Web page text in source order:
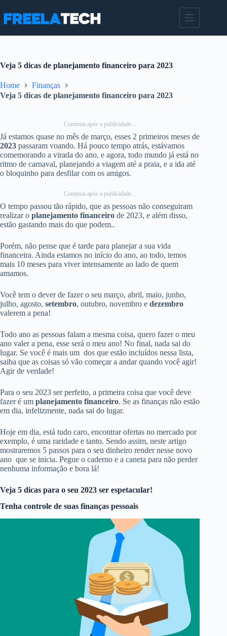
para
Veja 5 dicas de planejamento financeiro para 2023
Home
Finanças
Veja 5 dicas de planejamento financeiro para 2023
Continua após a publicidade...
Já estamos quase no mês de março, esses 2 primeiros meses de
2023 passaram voando. Há pouco tempo atrás, estávamos
comemorando a virada do ano, e agora, todo mundo já está no
ritmo de carnaval, planejando a viagem até a praia, e a ida até
o bloquinho para desfilar com os amigos.
Continua após a publicidade...
O tempo passou tão rápido, que as pessoas não conseguiram
realizar o planejamento financeiro de 2023, e além disso,
estão gastando mais do que podem..
Porém, não pense que é tarde para planejar a sua vida
financeira. Ainda estamos no início do ano, ao todo, temos
mais 10 meses para viver intensamente ao lado de quem
amamos.
Você tem o dever de fazer o seu março, abril, maio, junho,
julho, agosto, setembro, outubro, novembro e dezembro
valerem a pena!
Todo ano as pessoas falam a mesma coisa, quero fazer o meu
ano valer a pena, esse será o meu ano! No final, nada sai do
lugar. Se você é mais um dos que estão incluídos nessa lista,
saiba que as coisas só vão começar a andar quando você agir!
Agir de verdade!
Para o seu 2023 ser perfeito, a primeira coisa que você deve
fazer é um planejamento financeiro. Se as finanças não estão
em dia, infelizmente, nada sai do lugar.
Hoje em dia, está tudo caro, encontrar ofertas no mercado por
exemplo, é uma raridade e tanto. Sendo assim, neste artigo
mostraremos 5 passos para o seu dinheiro render nesse novo
ano que se inicia. Pegue o caderno e a caneta para não perder
nenhuma informação e bora lá!
Veja 5 dicas para o seu 2023 ser espetacular!
Tenha controle de suas finanças pessoais